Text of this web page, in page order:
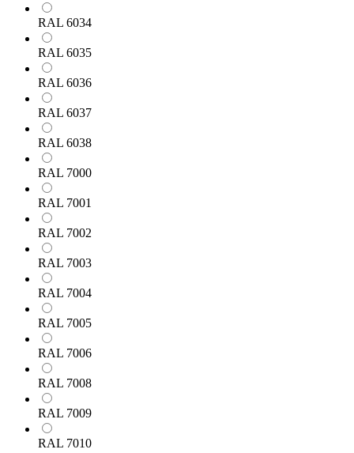
RAL 6034
RAL 6035
RAL 6036
RAL 6037
RAL 6038
RAL 7000
RAL 7001
RAL 7002
RAL 7003
RAL 7004
RAL 7005
RAL 7006
RAL 7008
RAL 7009
RAL 7010